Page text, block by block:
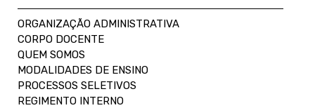
ORGANIZAÇÃO ADMINISTRATIVA
CORPO DOCENTE
QUEM SOMOS
MODALIDADES DE ENSINO
PROCESSOS SELETIVOS
REGIMENTO INTERNO